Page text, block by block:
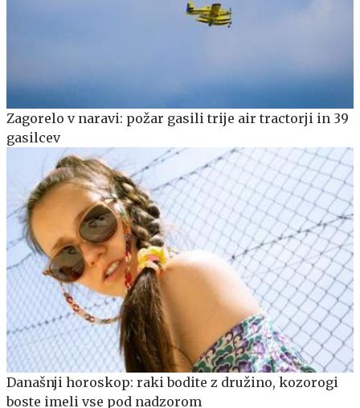
Zagorelo v naravi: požar gasili trije air tractorji in 39
gasilcev
Današnji horoskop: raki bodite z družino, kozorogi
boste imeli vse pod nadzorom